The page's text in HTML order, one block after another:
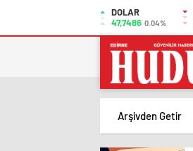
DOLAR
47,7486 0.04%